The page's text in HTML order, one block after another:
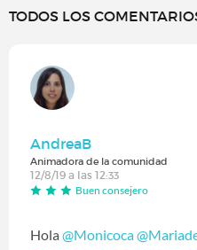
TODOS LOS
AndreaB
Animadora de la comunidad
12/8/19 a las 12:33
Buen consejero
Hola @Monicoca